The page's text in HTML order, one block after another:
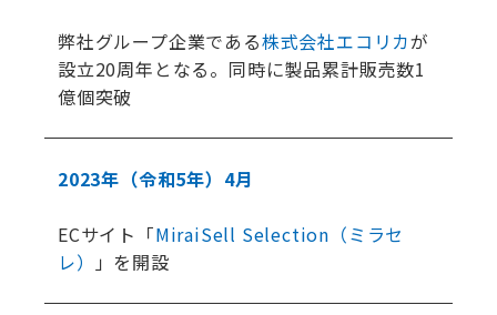
弊社グループ企業である株式会社エコリカが
設立20周年となる。同時に製品累計販売数1
億個突破
2023年 （令和5年） 4月
ECサイト「MiraiSell Selection（ミラセ
レ）
」を開設